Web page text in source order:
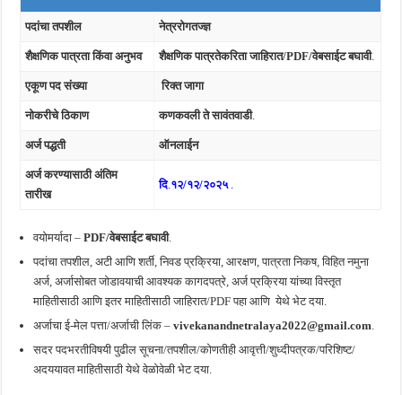
पदांचा तपशील नेत्ररोगतज्ज्ञ
शैक्षणिक पात्रता किंवा अनुभव शैक्षणिक पात्रतेकरिता जाहिरात/PDF/वेबसाईट बघावी.
एकूण पद संख्या रिक्त जागा
नोकरीचे ठिकाण कणकवली ते सावंतवाडी.
अर्ज पद्धती ऑनलाईन
अर्ज करण्यासाठी अंतिम
तारीख
दि.१२/१२/२०२५.
वयोमर्यादा –PDF/वेबसाईट बघावी.
पदांचा तपशील, अटी आणि शर्ती, निवड प्रक्रिया, आरक्षण, पात्रता निकष, विहित नमुना
अर्ज, अर्जासोबत जोडावयाची आवश्यक कागदपत्रे, अर्ज प्रक्रिया यांच्या विस्तृत
माहितीसाठी आणि इतर माहितीसाठी जाहिरात/PDF पहा आणि येथे भेट दया.
अर्जाचा ई-मेल पत्ता/अर्जाची लिंक –vivekanandnetralaya2022@gmail.com
सदर पदभरतीविषयी पुढील सूचना/तपशील/कोणतीही आवृत्ती/शुध्दीपत्रक/परिशिष्ट/
अदययावत माहितीसाठी येथे वेळोवेळी भेट दया.